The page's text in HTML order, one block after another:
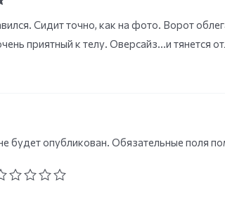
Сидит точно, как на фото. Ворот
приятный к телу. Оверсайз…и тянется
будет опубликован. Обязательные поля